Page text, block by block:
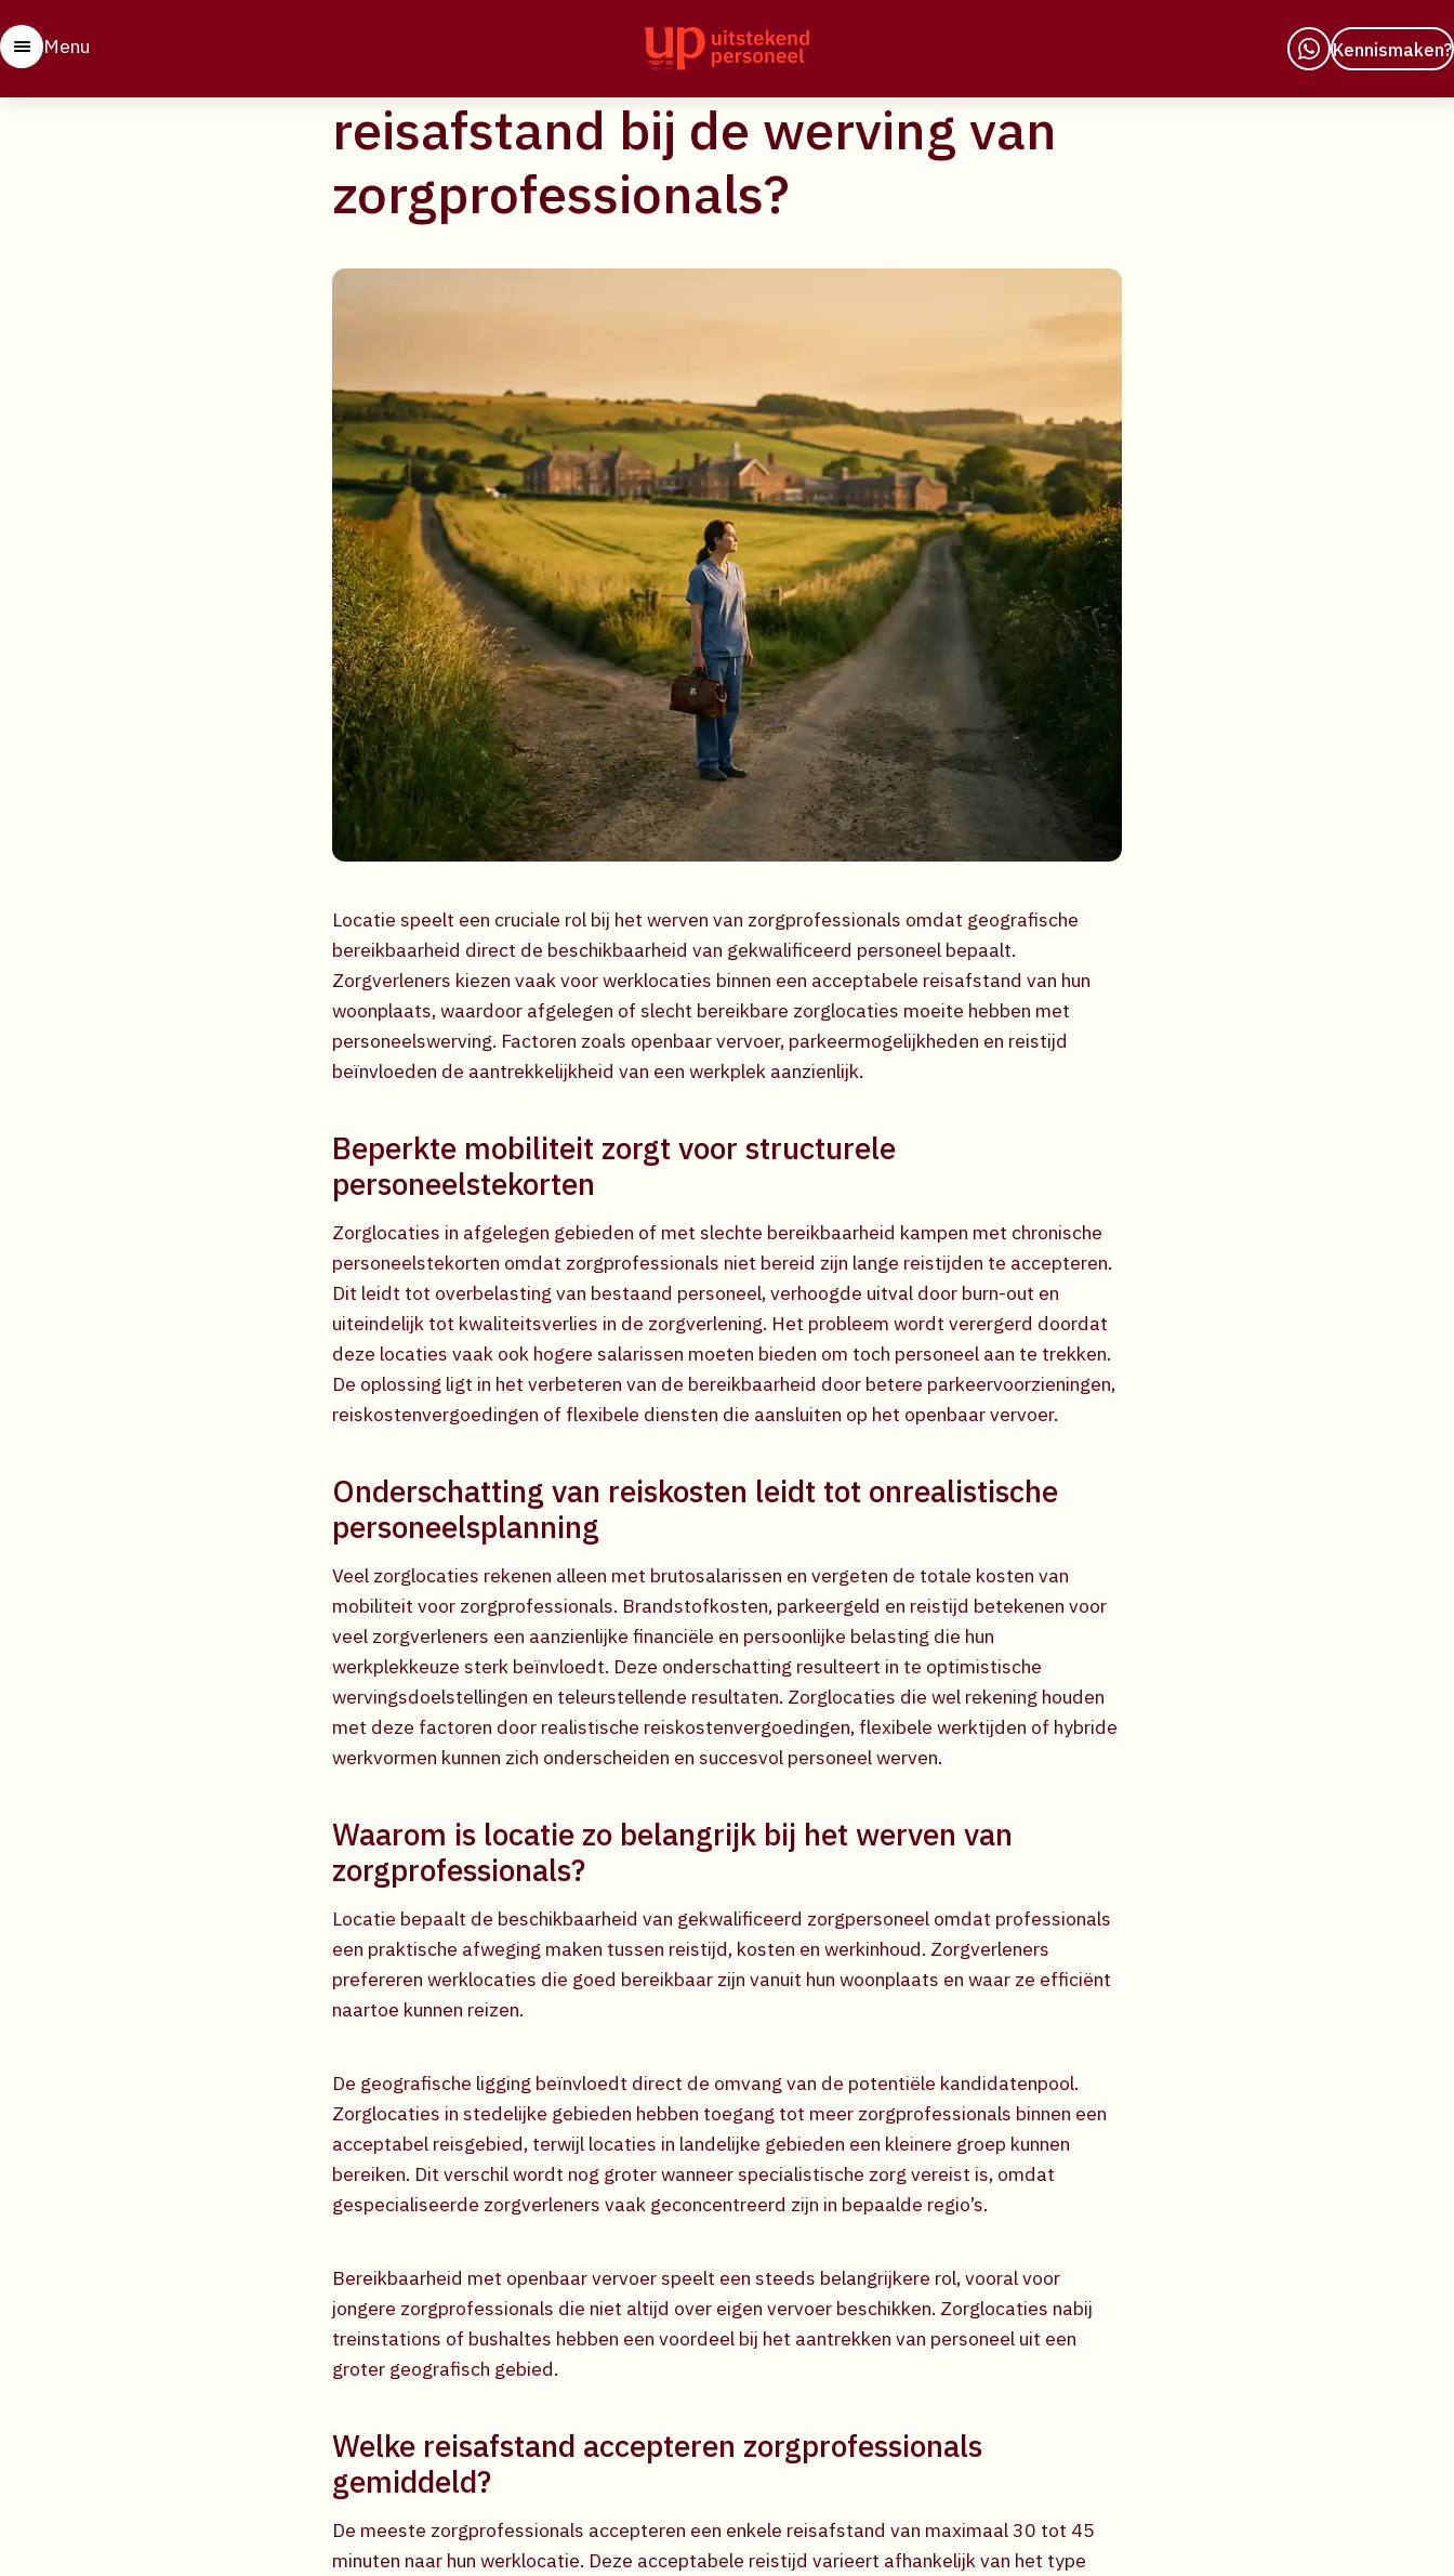
Menu Kennismaken?
Welke rol speelt locatie en
reisafstand bij de werving van
zorgprofessionals?
Locatie speelt een cruciale rol bij het werven van zorgprofessionals omdat geografische
bereikbaarheid direct de beschikbaarheid van gekwalificeerd personeel bepaalt.
Zorgverleners kiezen vaak voor werklocaties binnen een acceptabele reisafstand van hun
woonplaats, waardoor afgelegen of slecht bereikbare zorglocaties moeite hebben met
personeelswerving. Factoren zoals openbaar vervoer, parkeermogelijkheden en reistijd
beïnvloeden de aantrekkelijkheid van een werkplek aanzienlijk.
Beperkte mobiliteit zorgt voor structurele
personeelstekorten
Zorglocaties in afgelegen gebieden of met slechte bereikbaarheid kampen met chronische
personeelstekorten omdat zorgprofessionals niet bereid zijn lange reistijden te accepteren.
Dit leidt tot overbelasting van bestaand personeel, verhoogde uitval door burn-out en
uiteindelijk tot kwaliteitsverlies in de zorgverlening. Het probleem wordt verergerd doordat
deze locaties vaak ook hogere salarissen moeten bieden om toch personeel aan te trekken.
De oplossing ligt in het verbeteren van de bereikbaarheid door betere parkeervoorzieningen,
reiskostenvergoedingen of flexibele diensten die aansluiten op het openbaar vervoer.
Onderschatting van reiskosten leidt tot onrealistische
personeelsplanning
Veel zorglocaties rekenen alleen met brutosalarissen en vergeten de totale kosten van
mobiliteit voor zorgprofessionals. Brandstofkosten, parkeergeld en reistijd betekenen voor
veel zorgverleners een aanzienlijke financiële en persoonlijke belasting die hun
werkplekkeuze sterk beïnvloedt. Deze onderschatting resulteert in te optimistische
wervingsdoelstellingen en teleurstellende resultaten. Zorglocaties die wel rekening houden
met deze factoren door realistische reiskostenvergoedingen, flexibele werktijden of hybride
werkvormen kunnen zich onderscheiden en succesvol personeel werven.
Waarom is locatie zo belangrijk bij het werven van
zorgprofessionals?
Locatie bepaalt de beschikbaarheid van gekwalificeerd zorgpersoneel omdat professionals
een praktische afweging maken tussen reistijd, kosten en werkinhoud. Zorgverleners
prefereren werklocaties die goed bereikbaar zijn vanuit hun woonplaats en waar ze efficiënt
naartoe kunnen reizen.
De geografische ligging beïnvloedt direct de omvang van de potentiële kandidatenpool.
Zorglocaties in stedelijke gebieden hebben toegang tot meer zorgprofessionals binnen een
acceptabel reisgebied, terwijl locaties in landelijke gebieden een kleinere groep kunnen
bereiken. Dit verschil wordt nog groter wanneer specialistische zorg vereist is, omdat
gespecialiseerde zorgverleners vaak geconcentreerd zijn in bepaalde regio’s.
Bereikbaarheid met openbaar vervoer speelt een steeds belangrijkere rol, vooral voor
jongere zorgprofessionals die niet altijd over eigen vervoer beschikken. Zorglocaties nabij
treinstations of bushaltes hebben een voordeel bij het aantrekken van personeel uit een
groter geografisch gebied.
Welke reisafstand accepteren zorgprofessionals
gemiddeld?
De meeste zorgprofessionals accepteren een enkele reisafstand van maximaal 30 tot 45
minuten naar hun werklocatie. Deze acceptabele reistijd varieert afhankelijk van het type